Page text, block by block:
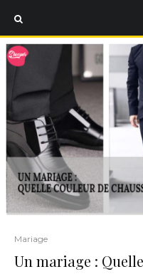
Mariage
Un mariage :